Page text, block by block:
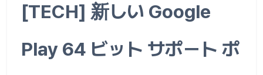
[TECH] 新しい Google
Play 64 ビット サポート ポ